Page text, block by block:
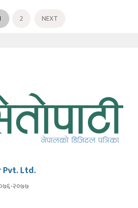
2 NEXT
Pvt. Ltd.
०७६-२०७७